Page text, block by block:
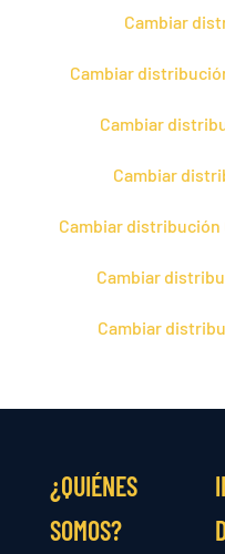
Cambiar
Cambiar
Cambiar
Cambiar
Cambiar distribución
Cambiar
Cambiar
¿QUIÉNES
SOMOS?